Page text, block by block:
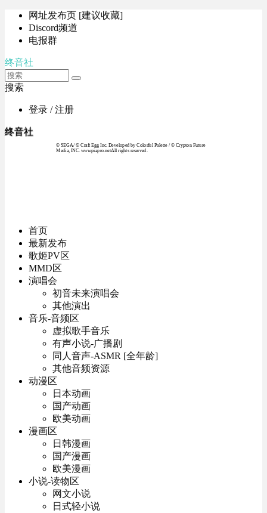
网址发布页 [建议收藏]
Discord频道
电报群
终音社
搜索
登录 / 注册
终音社
© SEGA / © Craft Egg Inc. Developed by Colorful Palette / © Crypton Future
Media, INC. www.piapro.netAll rights reserved.
首页
最新发布
歌姬PV区
MMD区
演唱会
初音未来演唱会
其他演出
音乐-音频区
虚拟歌手音乐
有声小说-广播剧
同人音声-ASMR [全年龄]
其他音频资源
动漫区
日本动画
国产动画
欧美动画
漫画区
日韩漫画
国产漫画
欧美漫画
小说-读物区
网文小说
日式轻小说